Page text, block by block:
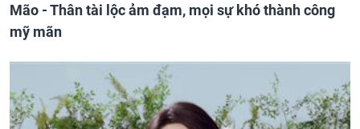
Mão - Thân tài lộc ảm đạm, mọi sự khó thành công
mỹ mãn